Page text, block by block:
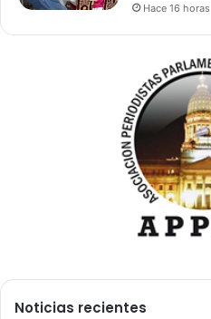
Hace 16 horas
Noticias recientes